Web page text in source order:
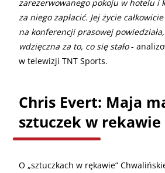
zarezerwowanego pokoju w hotelu i
za niego zapłacić. Jej życie
na konferencji prasowej
wdzięczna za to, co się stało-
w telewizji TNT Sports.
Chris Evert: Maja
sztuczek w rekawie
O „sztuczkach w rękawie”